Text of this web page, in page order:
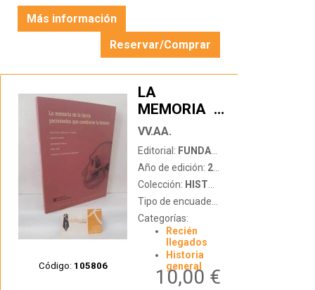
Más información
Reservar/Comprar
Código: 105806
LA
MEMORIA
DE LA
TIERRA:
YACIMIENTOS
QUE
CAMBIARON
LA
HISTORIA
…
VV.AA.
Editorial: FUNDACIÓN MARCELINO BOTÍN
Año de edición: 2002
Colección: HISTORIA Y DOCUMENTOS
Tipo de encuadernación:
Categorías:
Recién
llegados
Historia
general
10,00 €